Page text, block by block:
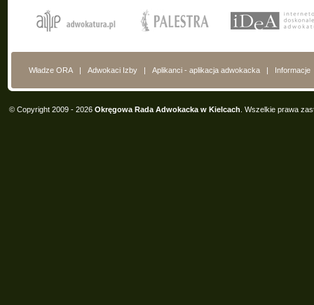
Władze ORA | Adwokaci Izby | Aplikanci - aplikacja adwokacka | Informacje
© Copyright 2009 - 2026 Okręgowa Rada Adwokacka w Kielcach . Wszelkie prawa